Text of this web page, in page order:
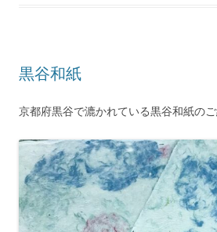
黒谷和紙
京都府黒谷で漉かれている黒谷和紙のご